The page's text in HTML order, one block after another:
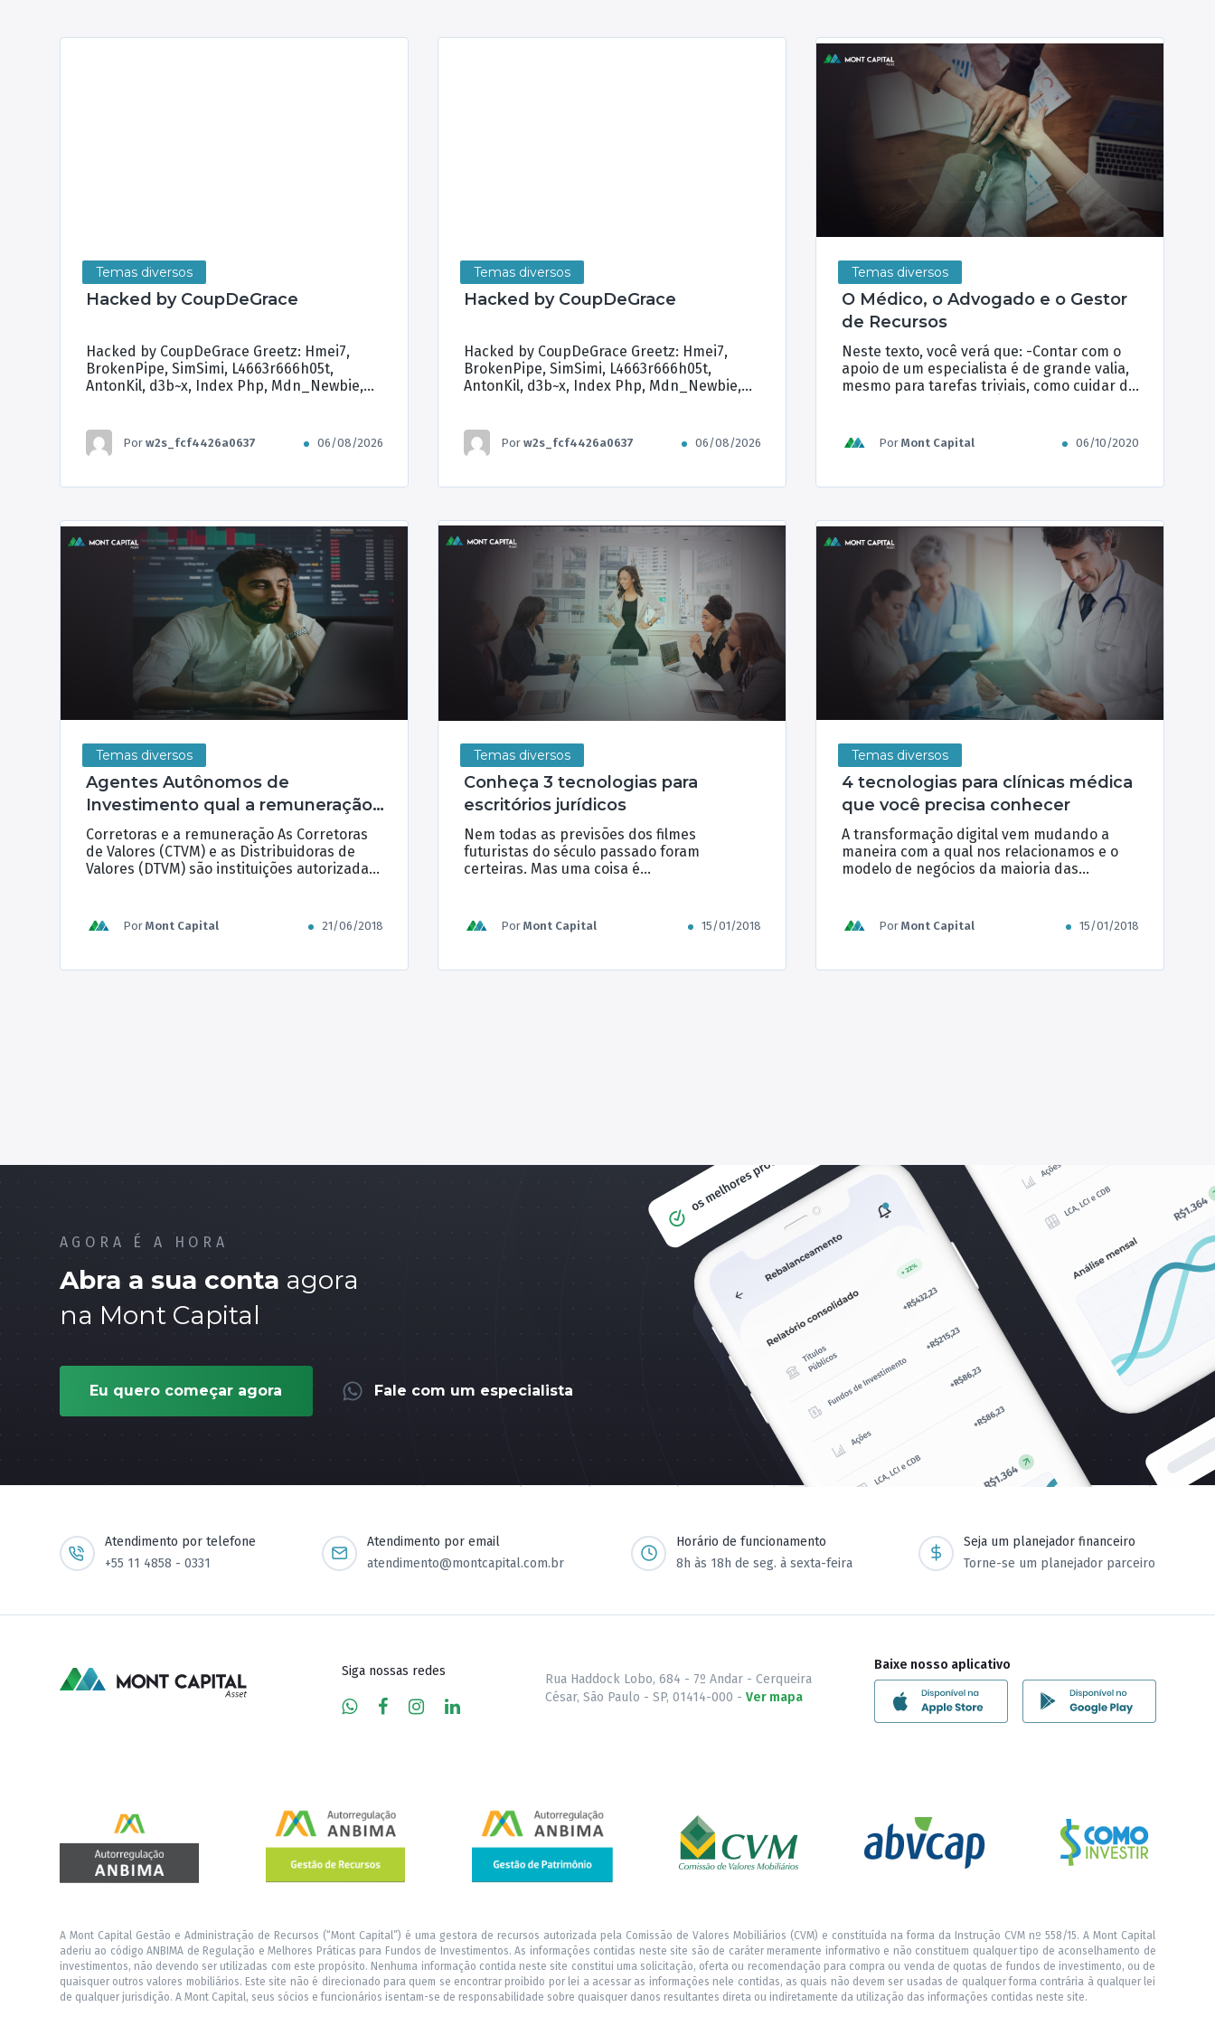
Temas diversos
Hacked by CoupDeGrace
Hacked by CoupDeGrace Greetz: Hmei7,
BrokenPipe, SimSimi, L4663r666h05t,
AntonKil, d3b~x, Index Php, Mdn_Newbie,
Por w2s_fcf4426a0637 06/08/2026
Temas diversos
Hacked by CoupDeGrace
Hacked by CoupDeGrace Greetz: Hmei7,
BrokenPipe, SimSimi, L4663r666h05t,
AntonKil, d3b~x, Index Php, Mdn_Newbie,
Por w2s_fcf4426a0637 06/08/2026
Temas diversos
O Médico, o Advogado e o Gestor
de Recursos
Neste texto, você verá que: -Contar com o
apoio de um especialista é de grande valia,
mesmo para tarefas triviais, como cuidar da
entre o especialista e o cliente -Assim como
o médico e o advogado, o gestor de
Por Mont Capital 06/10/2020
Temas diversos
Agentes Autônomos de
Investimento qual a remuneração?
Existe conflito de interesses?
Corretoras e a remuneração As Corretoras
de Valores (CTVM) e as Distribuidoras de
Valores (DTVM) são instituições autorizadas
mercado de capitais pela Comissão de
Valores Mobiliários (CVM). Neste artigo
corretora de valores, pois elas atuam […]
Por Mont Capital 21/06/2018
Temas diversos
Conheça 3 tecnologias para
escritórios jurídicos
Nem todas as previsões dos filmes
futuristas do século passado foram
certeiras. Mas uma coisa é
mais se movimenta no mundo, tornando
acessíveis tecnologias transformadoras,
como vivemos e trabalhamos. Isso ocorre
Por Mont Capital 15/01/2018
Temas diversos
4 tecnologias para clínicas médica
que você precisa conhecer
A transformação digital vem mudando a
maneira com a qual nos relacionamos e o
modelo de negócios da maioria das
clínicas médica têm se mostrado grandes
aliadas para o aumento na qualidade de
gestão. Neste post nós reunimos […]
Por Mont Capital 15/01/2018
AGORA É A HORA
Abra a sua conta agora
na Mont Capital
Eu quero começar agora Fale com um especialista
Atendimento por telefone
+55 11 4858 - 0331
Atendimento por email
atendimento@montcapital.com.br
Horário de funcionamento
8h às 18h de seg. à sexta-feira
Seja um planejador financeiro
Torne-se um planejador parceiro
Siga nossas redes
Rua Haddock Lobo, 684 - 7º Andar - Cerqueira
César, São Paulo - SP, 01414-000 - Ver mapa
Baixe nosso aplicativo
A Mont Capital Gestão e Administração de Recursos (“Mont Capital”) é uma gestora de recursos autorizada pela Comissão de Valores Mobiliários (CVM) e constituída na forma da Instrução CVM nº 558/15. A Mont Capital
aderiu ao código ANBIMA de Regulação e Melhores Práticas para Fundos de Investimentos. As informações contidas neste site são de caráter meramente informativo e não constituem qualquer tipo de aconselhamento de
investimentos, não devendo ser utilizadas com este propósito. Nenhuma informação contida neste site constitui uma solicitação, oferta ou recomendação para compra ou venda de quotas de fundos de investimento, ou de
quaisquer outros valores mobiliários. Este site não é direcionado para quem se encontrar proibido por lei a acessar as informações nele contidas, as quais não devem ser usadas de qualquer forma contrária à qualquer lei
de qualquer jurisdição. A Mont Capital, seus sócios e funcionários isentam-se de responsabilidade sobre quaisquer danos resultantes direta ou indiretamente da utilização das informações contidas neste site.